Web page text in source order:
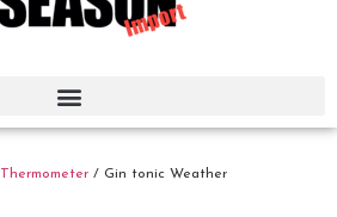
Thermometer / Gin tonic Weather